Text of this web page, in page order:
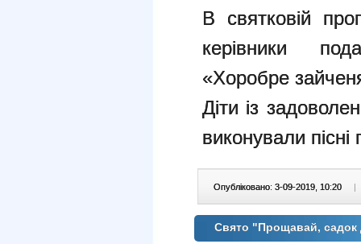
В святковій
керівники
«Хоробре
Діти із
виконували
Опубліковано: 3-09-2019, 10:20 |
Свято "Прощавай,